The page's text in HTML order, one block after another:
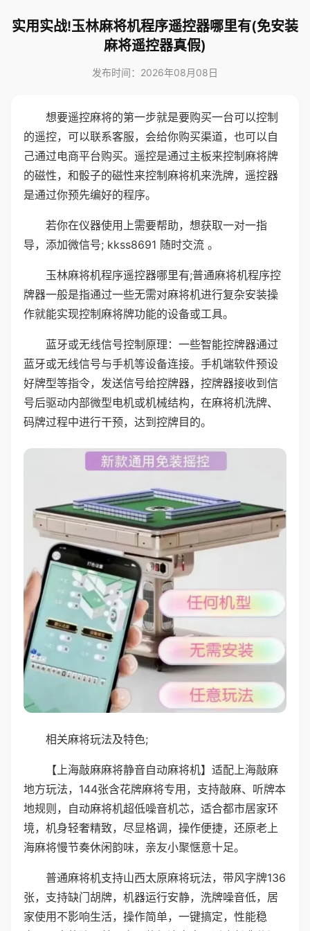
实用实战!玉林麻将机程序遥控器哪里有(免安装
麻将遥控器真假)
发布时间：2026年08月08日
想要遥控麻将的第一步就是要购买一台可以控制
的遥控，可以联系客服，会给你购买渠道，也可以自
己通过电商平台购买。遥控是通过主板来控制麻将牌
的磁性，和骰子的磁性来控制麻将机来洗牌，遥控器
是通过你预先编好的程序。
若你在仪器使用上需要帮助，想获取一对一指
导，添加微信号; kkss8691 随时交流 。
玉林麻将机程序遥控器哪里有;普通麻将机程序控
牌器一般是指通过一些无需对麻将机进行复杂安装操
作就能实现控制麻将牌功能的设备或工具。
蓝牙或无线信号控制原理：一些智能控牌器通过
蓝牙或无线信号与手机等设备连接。手机端软件预设
好牌型等指令，发送信号给控牌器，控牌器接收到信
号后驱动内部微型电机或机械结构，在麻将机洗牌、
码牌过程中进行干预，达到控牌目的。
相关麻将玩法及特色;
【上海敲麻麻将静音自动麻将机】适配上海敲麻
地方玩法，144张含花牌麻将专用，支持敲麻、听牌本
地规则，自动麻将机超低噪音机芯，适合都市居家环
境，机身轻奢精致，尽显格调，操作便捷，还原老上
海麻将慢节奏休闲韵味，亲友小聚惬意十足。
普通麻将机支持山西太原麻将玩法，带风字牌136
张，支持缺门胡牌，机器运行安静，洗牌噪音低，居
家使用不影响生活，操作简单，一键搞定，性能稳